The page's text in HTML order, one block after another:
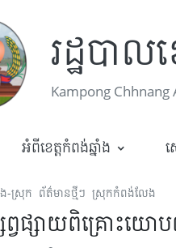
រដ្ឋបាល
Kampong
អំពីខេត្តកំពង់ឆ្នាំង ស
ង-ស្រុក ព័ត៌មានថ្មីៗ ស្រុកកំពង់លែង
សព្វផ្សាយពិគ្រោះ